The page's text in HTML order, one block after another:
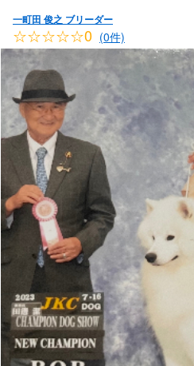
一町田 俊之 ブリーダー
☆☆☆☆☆0 (0件)